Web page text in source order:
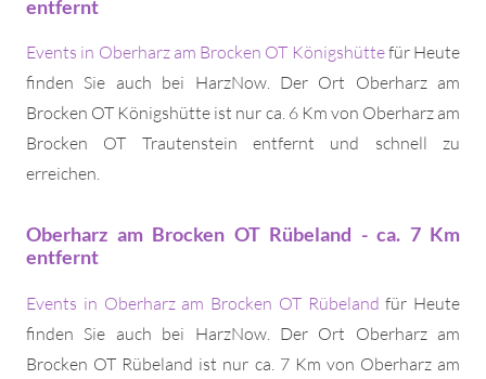
entfernt
Events in Oberharz am Brocken OT Königshüttefür Heute
finden Sie auch bei HarzNow. Der Ort Oberharz am
Brocken OT Königshütte ist nur ca. 6 Km von Oberharz am
Brocken OT Trautenstein entfernt und schnell zu
erreichen.
Oberharz am Brocken OT Rübeland - ca. 7 Km
entfernt
Events in Oberharz am Brocken OT Rübeland für Heute
finden Sie auch bei HarzNow. Der Ort Oberharz am
Brocken OT Rübeland ist nur ca. 7 Km von Oberharz am